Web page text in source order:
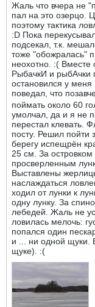
Жаль что вчера не
пал на это озерцо.
поэтому тактика
:D Пока
подсекал, т.к.
тоже "обожралась"
неохотно. :( Вместе
РыбачкИ и рыбАчки
остановился у меня
поведал, что
поймать около 60
умолчал, да и я не
перестал клевать.
посту. Решил пойти
берегу испещрён
25 см. За
просверленным
Выставлены
наслаждаться
ходил от лунки к
одну лунку. За
лебедей. Жаль не
ловилась мелочь:
попался один
и ... ни одной щуки.
щуке). :(